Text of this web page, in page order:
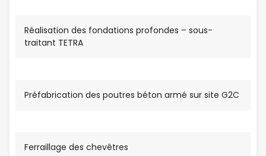
Réalisation des fondations profondes – sous-
traitant TETRA
Préfabrication des poutres béton armé sur site G2C
Ferraillage des chevêtres